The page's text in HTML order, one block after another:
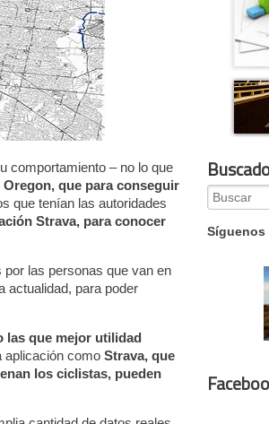
comportamiento – no lo que
Oregon, que para conseguir
que tenían las autoridades
Strava, para conocer
las personas que van en
actualidad, para poder
las que mejor utilidad
aplicación como Strava, que
los ciclistas, pueden
Search
for:
Síguenos